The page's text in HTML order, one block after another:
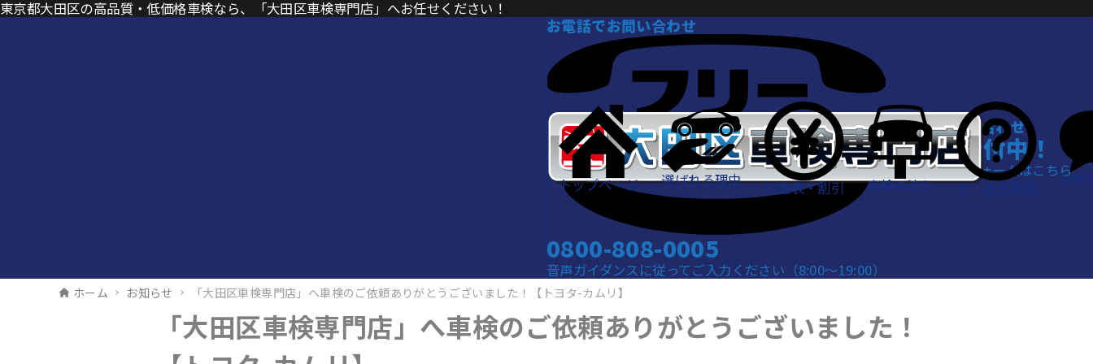
東京都大田区の高品質・低価格車検なら、「大田区車検専門店」へお任せください！
お電話でお問い合わせ
0800-808-0005
音声ガイダンスに従ってご入力ください（8:00～19:00）
WEBでお問い合わせ
24時間受付中！
お問い合わせフォームはこちら
トップページ 選ばれる理由 料金表・割引 車検の流れ よくある質問 お客
ホーム お知らせ 「大田区車検専門店」へ車検のご依頼ありがとうございました！【トヨタ-カムリ】
「大田区車検専門店」へ車検のご依頼ありがとうございました！